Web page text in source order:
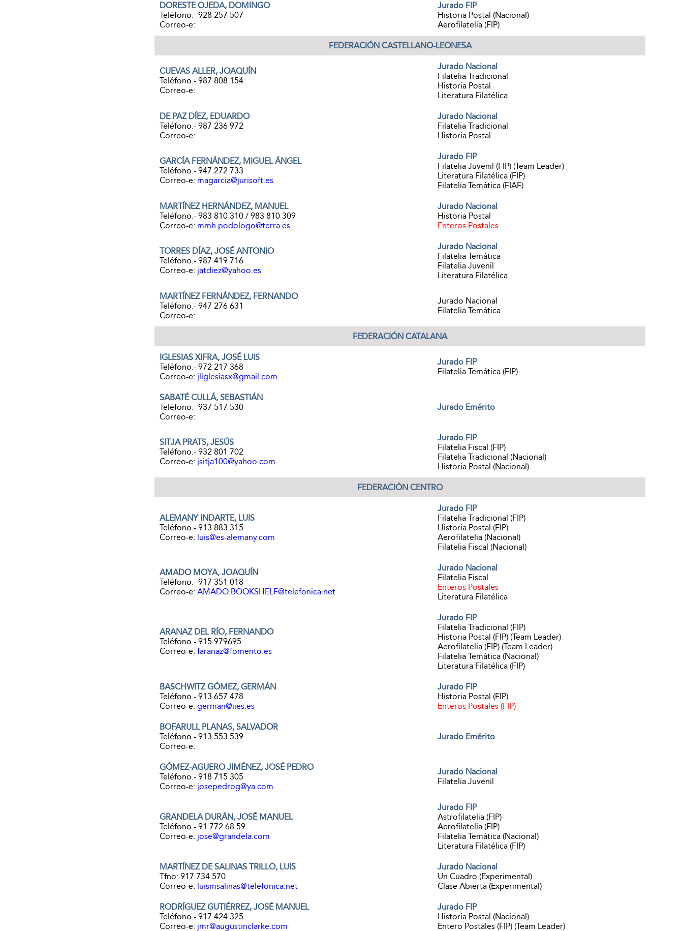
DORESTE OJEDA, DOMINGO
Teléfono.- 928 257 507
Correo-e:
Jurado FIP
Historia Postal (Nacional)
Aerofilatelia (FIP)
FEDERACIÓN CASTELLANO-LEONESA
CUEVAS ALLER, JOAQUÍN
Teléfono.- 987 808 154
Correo-e:
Jurado Nacional
Filatelia Tradicional
Historia Postal
Literatura Filatélica
DE PAZ DÍEZ, EDUARDO
Teléfono.- 987 236 972
Correo-e:
Jurado Nacional
Filatelia Tradicional
Historia Postal
GARCÍA FERNÁNDEZ, MIGUEL ÁNGEL
Teléfono.- 947 272 733
Correo-e: magarcia@jurisoft.es
Jurado FIP
Filatelia Juvenil (FIP) (Team Leader)
Literatura Filatélica (FIP)
Filatelia Temática (FIAF)
MARTÍNEZ HERNÁNDEZ, MANUEL
Teléfono.- 983 810 310 / 983 810 309
Correo-e: mmh.podologo@terra.es
Jurado Nacional
Historia Postal
Enteros Postales
TORRES DÍAZ, JOSÉ ANTONIO
Teléfono.- 987 419 716
Correo-e: jatdiez@yahoo.es
Jurado Nacional
Filatelia Temática
Filatelia Juvenil
Literatura Filatélica
MARTÍNEZ FERNÁNDEZ, FERNANDO
Teléfono.- 947 276 631
Correo-e:
Jurado Nacional
Filatelia Temática
FEDERACIÓN CATALANA
IGLESIAS XIFRA, JOSÉ LUIS
Teléfono.- 972 217 368
Correo-e: jliglesiasx@gmail.com
Jurado FIP
Filatelia Temática (FIP)
SABATÉ CULLÁ, SEBASTIÁN
Teléfono.- 937 517 530
Correo-e:
Jurado Emérito
SITJA PRATS, JESÚS
Teléfono.- 932 801 702
Correo-e: jsitja100@yahoo.com
Jurado FIP
Filatelia Fiscal (FIP)
Filatelia Tradicional (Nacional)
Historia Postal (Nacional)
FEDERACIÓN CENTRO
ALEMANY INDARTE, LUIS
Teléfono.- 913 883 315
Correo-e: luis@es-alemany.com
Jurado FIP
Filatelia Tradicional (FIP)
Historia Postal (FIP)
Aerofilatelia (Nacional)
Filatelia Fiscal (Nacional)
AMADO MOYA, JOAQUÍN
Teléfono.- 917 351 018
Correo-e: AMADO.BOOKSHELF@telefonica.net
Jurado Nacional
Filatelia Fiscal
Enteros Postales
Literatura Filatélica
ARANAZ DEL RÍO, FERNANDO
Teléfono.- 915 979695
Correo-e: faranaz@fomento.es
Jurado FIP
Filatelia Tradicional (FIP)
Historia Postal (FIP) (Team Leader)
Aerofilatelia (FIP) (Team Leader)
Filatelia Temática (Nacional)
Literatura Filatélica (FIP)
BASCHWITZ GÓMEZ, GERMÁN
Teléfono.- 913 657 478
Correo-e: german@iies.es
Jurado FIP
Historia Postal (FIP)
Enteros Postales (FIP)
BOFARULL PLANAS, SALVADOR
Teléfono.- 913 553 539
Correo-e:
Jurado Emérito
GÓMEZ-AGUERO JIMÉNEZ, JOSÉ PEDRO
Teléfono.- 918 715 305
Correo-e: josepedrog@ya.com
Jurado Nacional
Filatelia Juvenil
GRANDELA DURÁN, JOSÉ MANUEL
Teléfono.- 91 772 68 59
Correo-e: jose@grandela.com
Jurado FIP
Astrofilatelia (FIP)
Aerofilatelia (FIP)
Filatelia Temática (Nacional)
Literatura Filatélica (FIP)
MARTÍNEZ DE SALINAS TRILLO, LUIS
Tfno: 917 734 570
Correo-e: luismsalinas@telefonica.net
Jurado Nacional
Un Cuadro (Experimental)
Clase Abierta (Experimental)
RODRÍGUEZ GUTIÉRREZ, JOSÉ MANUEL
Teléfono.- 917 424 325
Correo-e: jmr@augustinclarke.com
Jurado FIP
Historia Postal (Nacional)
Entero Postales (FIP) (Team Leader)